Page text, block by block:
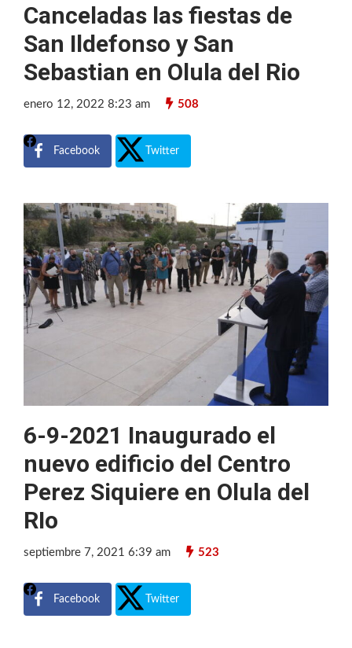
Canceladas las fiestas de
San Ildefonso y San
Sebastian en Olula del Rio
enero 12, 2022 8:23 am 508
Facebook Twitter
6-9-2021 Inaugurado el
nuevo edificio del Centro
Perez Siquiere en Olula del
RIo
septiembre 7, 2021 6:39 am 523
Facebook Twitter